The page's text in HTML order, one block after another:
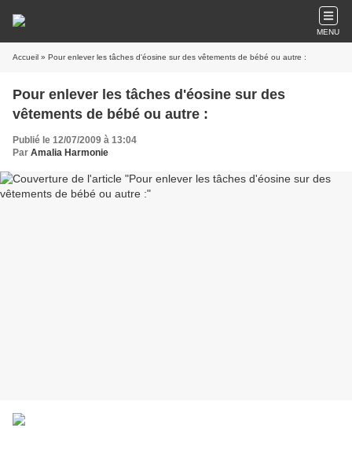
MENU
Accueil » Pour enlever les tâches d'éosine sur des vêtements de bébé ou autre :
Pour enlever les tâches d'éosine sur des
vêtements de bébé ou autre :
Publié le 12/07/2009 à 13:04
Par Amalia Harmonie